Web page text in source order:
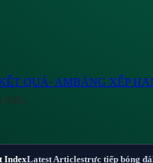
QUẢ· AMBẢNG XẾP
thức.
IndexLatest Articlestrực tiếp bóng đá